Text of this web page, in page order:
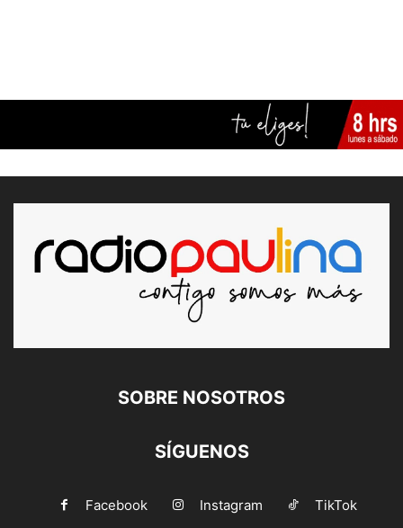
SOBRE NOSOTROS
SÍGUENOS
Facebook Instagram TikTok